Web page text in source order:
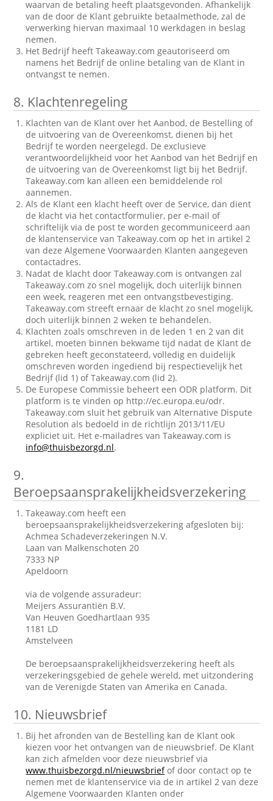
waarvan de betaling heeft plaatsgevonden. Afhankelijk
van de door de Klant gebruikte betaalmethode, zal de
verwerking hiervan maximaal 10 werkdagen in beslag
nemen.
Het Bedrijf heeft Takeaway.com geautoriseerd om
namens het Bedrijf de online betaling van de Klant in
ontvangst te nemen.
8. Klachtenregeling
Klachten van de Klant over het Aanbod, de Bestelling of
de uitvoering van de Overeenkomst, dienen bij het
Bedrijf te worden neergelegd. De exclusieve
verantwoordelijkheid voor het Aanbod van het Bedrijf en
de uitvoering van de Overeenkomst ligt bij het Bedrijf.
Takeaway.com kan alleen een bemiddelende rol
aannemen.
Als de Klant een klacht heeft over de Service, dan dient
de klacht via het contactformulier, per e-mail of
schriftelijk via de post te worden gecommuniceerd aan
de klantenservice van Takeaway.com op het in artikel 2
van deze Algemene Voorwaarden Klanten aangegeven
contactadres.
Nadat de klacht door Takeaway.com is ontvangen zal
Takeaway.com zo snel mogelijk, doch uiterlijk binnen
een week, reageren met een ontvangstbevestiging.
Takeaway.com streeft ernaar de klacht zo snel mogelijk,
doch uiterlijk binnen 2 weken te behandelen.
Klachten zoals omschreven in de leden 1 en 2 van dit
artikel, moeten binnen bekwame tijd nadat de Klant de
gebreken heeft geconstateerd, volledig en duidelijk
omschreven worden ingediend bij respectievelijk het
Bedrijf (lid 1) of Takeaway.com (lid 2).
De Europese Commissie beheert een ODR platform. Dit
platform is te vinden op http://ec.europa.eu/odr.
Takeaway.com sluit het gebruik van Alternative Dispute
Resolution als bedoeld in de richtlijn 2013/11/EU
expliciet uit. Het e-mailadres van Takeaway.com is
info@thuisbezorgd.nl.
9.
Beroepsaansprakelijkheidsverzekering
Takeaway.com heeft een
beroepsaansprakelijkheidsverzekering afgesloten bij:
Achmea Schadeverzekeringen N.V.
Laan van Malkenschoten 20
7333 NP
Apeldoorn
via de volgende assuradeur:
Meijers Assurantiën B.V.
Van Heuven Goedhartlaan 935
1181 LD
Amstelveen
De beroepsaansprakelijkheidsverzekering heeft als
verzekeringsgebied de gehele wereld, met uitzondering
van de Verenigde Staten van Amerika en Canada.
10. Nieuwsbrief
Bij het afronden van de Bestelling kan de Klant ook
kiezen voor het ontvangen van de nieuwsbrief. De Klant
kan zich afmelden voor deze nieuwsbrief via
www.thuisbezorgd.nl/nieuwsbriefof door contact op te
nemen met de klantenservice via de in artikel 2 van deze
Algemene Voorwaarden Klanten onder